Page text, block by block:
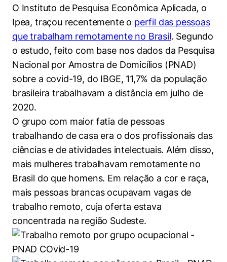
O Instituto de Pesquisa Econômica Aplicada, o
Ipea, traçou recentemente o perfil das pessoas
que trabalham remotamente no Brasil. Segundo
o estudo, feito com base nos dados da Pesquisa
Nacional por Amostra de Domicílios (PNAD)
sobre a covid-19, do IBGE, 11,7% da população
brasileira trabalhavam a distância em julho de
2020.
O grupo com maior fatia de pessoas
trabalhando de casa era o dos profissionais das
ciências e de atividades intelectuais. Além disso,
mais mulheres trabalhavam remotamente no
Brasil do que homens. Em relação a cor e raça,
mais pessoas brancas ocupavam vagas de
trabalho remoto, cuja oferta estava
concentrada na região Sudeste.
Cookies estritamente necessários
Cookies de preferências de usuário